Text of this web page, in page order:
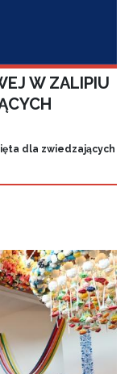
W ZALIPIU
dla zwiedzających